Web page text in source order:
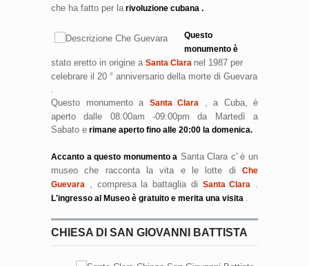
che ha fatto per la rivoluzione cubana .
Questo
monumento è
stato eretto in origine a Santa Clara nel 1987 per
celebrare il 20 ° anniversario della morte di Guevara
Questo monumento a Santa Clara
, a Cuba, è
aperto dalle 08:00am -09:00pm da Martedì a
Sabato e rimane aperto fino alle 20:00 la domenica.
Accanto a questo monumento a Santa Clara c' è un
museo che racconta la vita e le lotte di Che
Guevara
, compresa la battaglia di Santa Clara
L'ingresso al Museo è gratuito e merita una visita
CHIESA DI SAN GIOVANNI BATTISTA